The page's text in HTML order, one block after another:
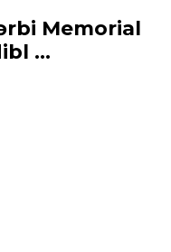
Memorial
...